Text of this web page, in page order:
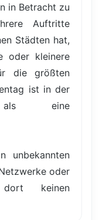
in Betracht zu
Auftritte
Städten hat,
oder kleinere
die größten
ist in der
als eine
unbekannten
oder
keinen